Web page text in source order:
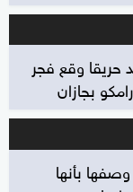
حريقا وقع فجر
بجازان
بأنها